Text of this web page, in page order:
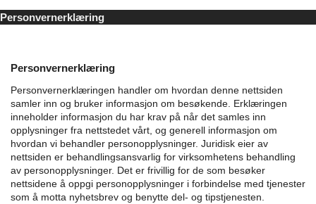
Personvernerklæring
Personvernerklæring
Personvernerklæringen handler om hvordan denne nettsiden
samler inn og bruker informasjon om besøkende. Erklæringen
inneholder informasjon du har krav på når det samles inn
opplysninger fra nettstedet vårt, og generell informasjon om
hvordan vi behandler personopplysninger. Juridisk eier av
nettsiden er behandlingsansvarlig for virksomhetens behandling
av personopplysninger. Det er frivillig for de som besøker
nettsidene å oppgi personopplysninger i forbindelse med tjenester
som å motta nyhetsbrev og benytte del- og tipstjenesten.